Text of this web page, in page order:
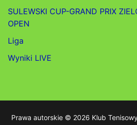
SULEWSKI CUP-GRAND PRIX
OPEN
Liga
Wyniki LIVE
Prawa autorskie © 2026 Klub